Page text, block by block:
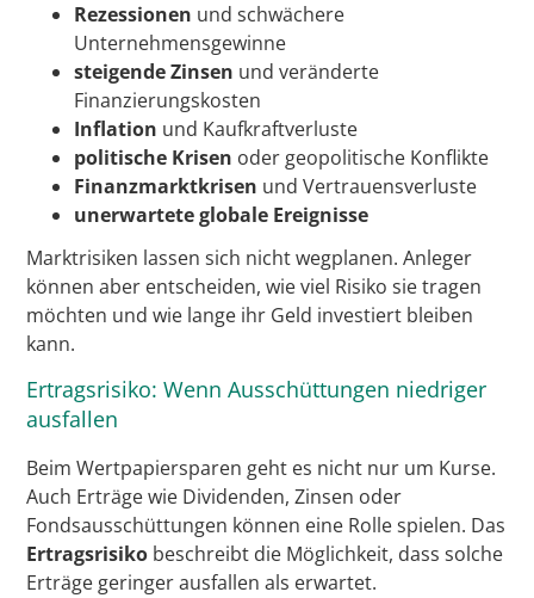
Rezessionen und schwächere
Unternehmensgewinne
steigende Zinsen und veränderte
Finanzierungskosten
Inflation und Kaufkraftverluste
politische Krisen oder geopolitische Konflikte
Finanzmarktkrisen und Vertrauensverluste
unerwartete globale Ereignisse
Marktrisiken lassen sich nicht wegplanen. Anleger
können aber entscheiden, wie viel Risiko sie tragen
möchten und wie lange ihr Geld investiert bleiben
kann.
Ertragsrisiko: Wenn Ausschüttungen niedriger
ausfallen
Beim Wertpapiersparen geht es nicht nur um Kurse.
Auch Erträge wie Dividenden, Zinsen oder
Fondsausschüttungen können eine Rolle spielen. Das
Ertragsrisiko beschreibt die Möglichkeit, dass solche
Erträge geringer ausfallen als erwartet.